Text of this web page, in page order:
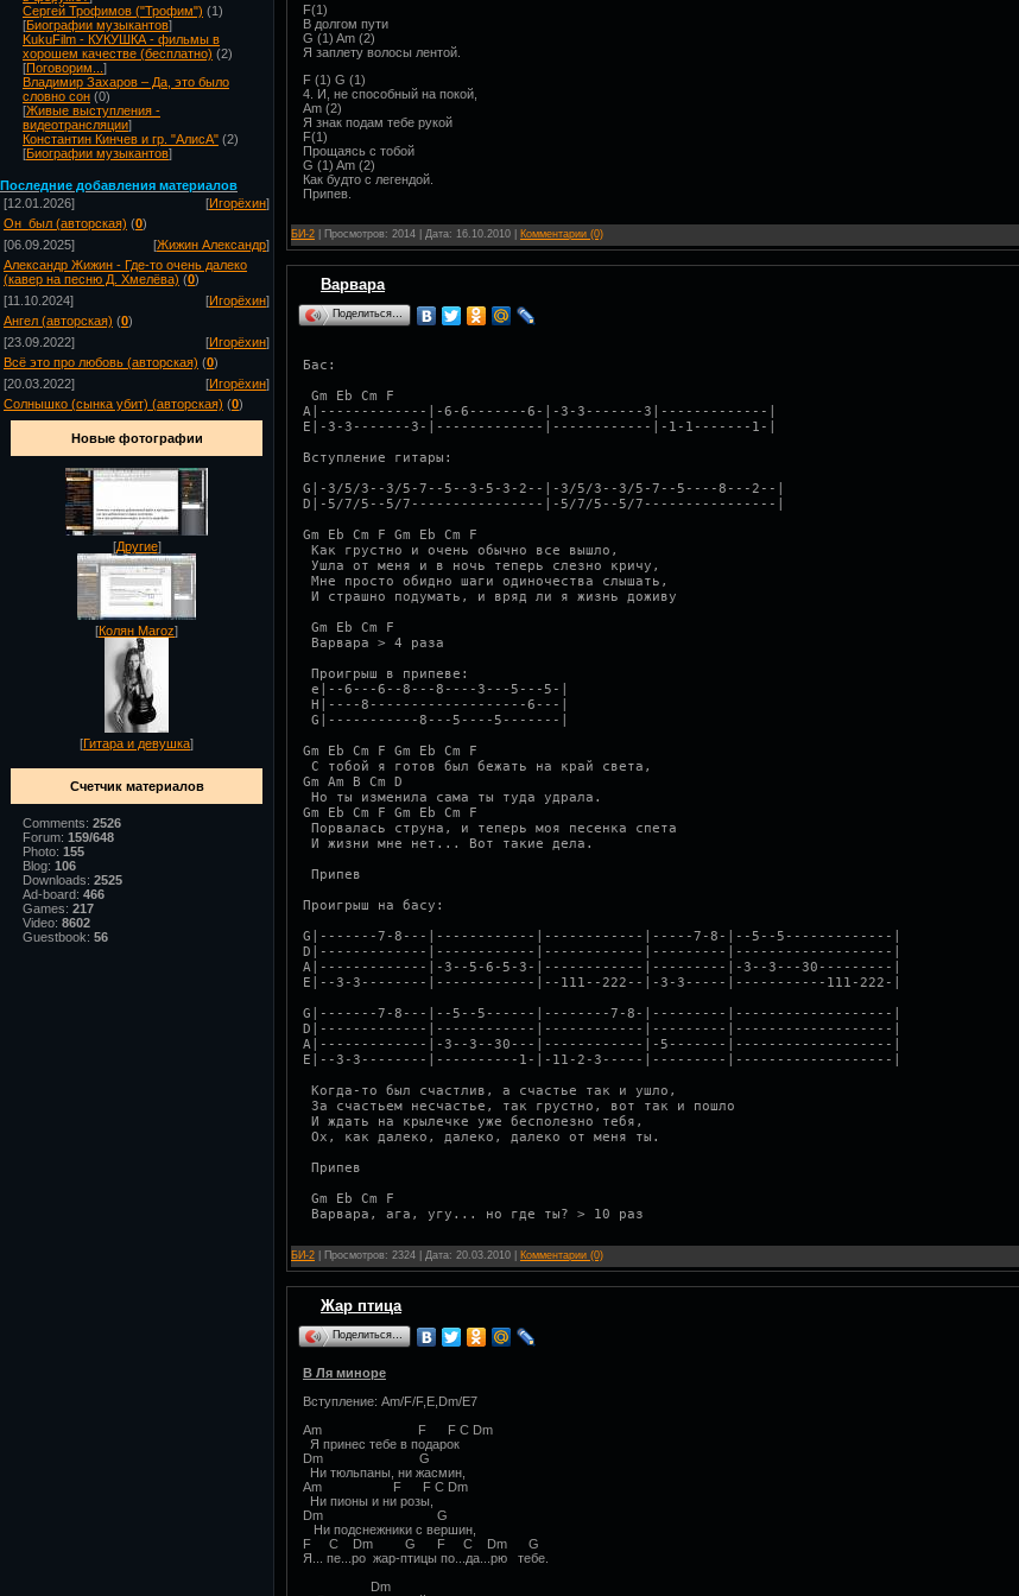
Сергей Трофимов ("Трофим") (1)
[Биографии музыкантов]
KukuFilm - КУКУШКА - фильмы в
хорошем качестве (бесплатно) (2)
[Поговорим... ]
Владимир Захаров – Да, это было
словно сон (0)
[Живые выступления -
видеотрансляции]
Константин Кинчев и гр. "АлисА" (2)
[Биографии музыкантов]
Последние добавления материалов
[12.01.2026]
[Игорёхин]
Он_был (авторская) (0)
[06.09.2025]
[Жижин Александр]
Александр Жижин - Где-то очень далеко
(кавер на песню Д. Хмелёва) (0)
[11.10.2024]
[Игорёхин]
Ангел (авторская) (0)
[23.09.2022]
[Игорёхин]
Всё это про любовь (авторская) (0)
[20.03.2022]
[Игорёхин]
Солнышко (сынка убит) (авторская) (0)
Новые фотографии
[Другие]
[Колян Maroz]
[Гитара и девушка]
Счетчик материалов
Comments: 2526
Forum: 159/648
Photo: 155
Blog: 106
Downloads: 2525
Ad-board: 466
Games: 217
Video: 8602
Guestbook: 56
F(1)
В долгом пути
G (1) Am (2)
Я заплету волосы лентой.
F (1) G (1)
4. И, не способный на покой,
Am (2)
Я знак подам тебе рукой
F(1)
Прощаясь с тобой
G (1) Am (2)
Как будто с легендой.
Припев.
БИ-2 | Просмотров: 2014 | Дата: 16.10.2010 Комментарии (0)
Варвара
Поделиться…
Бас:
Gm Eb Cm F
A|-------------|-6-6-------6-|-3-3-------3|-------------|
E|-3-3-------3-|-------------|------------|-1-1-------1-|
Вступление гитары:
G|-3/5/3--3/5-7--5--3-5-3-2--|-3/5/3--3/5-7--5----8---2--|
D|-5/7/5--5/7----------------|-5/7/5--5/7----------------|
Gm Eb Cm F Gm Eb Cm F
Как грустно и очень обычно все вышло,
Ушла от меня и в ночь теперь слезно кричу,
Мне просто обидно шаги одиночества слышать,
И страшно подумать, и вряд ли я жизнь доживу
Gm Eb Cm F
Варвара > 4 раза
Проигрыш в припеве:
e|--6---6--8---8----3---5---5-|
H|----8-------------------6---|
G|-----------8---5----5-------|
Gm Eb Cm F Gm Eb Cm F
С тобой я готов был бежать на край света,
Gm Am B Cm D
Но ты изменила сама ты туда удрала.
Gm Eb Cm F Gm Eb Cm F
Порвалась струна, и теперь моя песенка спета
И жизни мне нет... Вот такие дела.
Припев
Проигрыш на басу:
G|-------7-8---|------------|------------|-----7-8-|--5--5-------------|
D|-------------|------------|------------|---------|-------------------|
A|-------------|-3--5-6-5-3-|------------|---------|-3--3---30---------|
E|--3-3--------|------------|--111--222--|-3-3-----|-----------111-222-|
G|-------7-8---|--5--5------|--------7-8-|---------|-------------------|
D|-------------|------------|------------|---------|-------------------|
A|-------------|-3--3--30---|------------|-5-------|-------------------|
E|--3-3--------|----------1-|-11-2-3-----|---------|-------------------|
Когда-то был счастлив, а счастье так и ушло,
За счастьем несчастье, так грустно, вот так и пошло
И ждать на крылечке уже бесполезно тебя,
Ох, как далеко, далеко, далеко от меня ты.
Припев
Gm Eb Cm F
Варвара, ага, угу... но где ты? > 10 раз
БИ-2 | Просмотров: 2324 | Дата: 20.03.2010 Комментарии (0)
Жар птица
Поделиться…
В Ля миноре
Вступление: Am/F/F,E,Dm/E7
Am F F C Dm
Я принес тебе в подарок
Dm G
Ни тюльпаны, ни жасмин,
Am F F C Dm
Ни пионы и ни розы,
Dm G
Ни подснежники с вершин,
F C Dm G F C Dm G
Я... пе...ро жар-птицы по...да...рю тебе.
Dm